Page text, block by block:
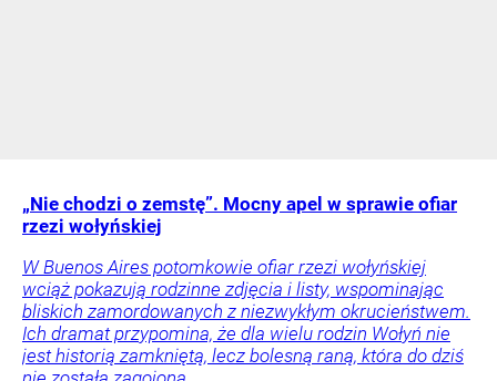
„Nie chodzi o zemstę”. Mocny apel w sprawie ofiar
rzezi wołyńskiej
W Buenos Aires potomkowie ofiar rzezi wołyńskiej
wciąż pokazują rodzinne zdjęcia i listy, wspominając
bliskich zamordowanych z niezwykłym okrucieństwem.
Ich dramat przypomina, że dla wielu rodzin Wołyń nie
jest historią zamkniętą, lecz bolesną raną, która do dziś